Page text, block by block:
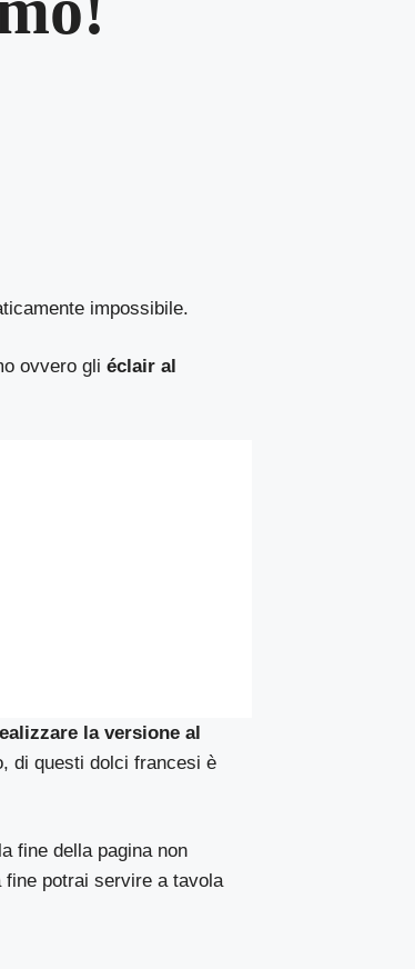
impossibile.
ovvero gliéclair al
la versione al
di questi dolci francesi è
fine della pagina non
potrai servire a tavola